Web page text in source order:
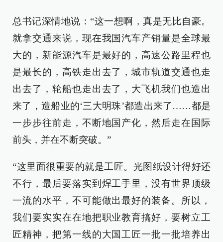
总书记深情地说：“这一想啊，真是无比自豪。
就拿交通来说，现在我国汽车产销量是全球最
大的，新能源汽车是最好的，高速公路里程也
是最长的，高铁走出去了，城市轨道交通也走
出去了，轮船也走出去了，大飞机我们也造出
来了，造船业的‘三大明珠’都造出来了……都是
一步步往前走，不断地国产化，然后走在国际
前头，并在不断突破。”
“这里面很重要的就是工匠。光图纸设计得好还
不行，最后要落实到焊工手里，没有世界顶级
一流的水平，不可能做出最好的装备。所以，
我们要实实在在地把职业教育搞好，要树立工
匠精神，把第一线的大国工匠一批一批培养出